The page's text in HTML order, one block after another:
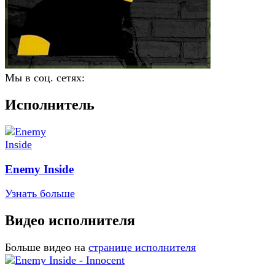
Мы в соц. сетях:
Исполнитель
Enemy Inside
Узнать больше
Видео исполнителя
Больше видео на странице исполнителя